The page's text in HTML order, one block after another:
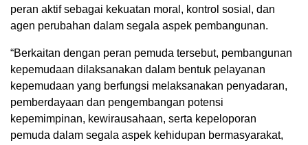
peran aktif sebagai kekuatan moral, kontrol sosial, dan
agen perubahan dalam segala aspek pembangunan.
“Berkaitan dengan peran pemuda tersebut, pembangunan
kepemudaan dilaksanakan dalam bentuk pelayanan
kepemudaan yang berfungsi melaksanakan penyadaran,
pemberdayaan dan pengembangan potensi
kepemimpinan, kewirausahaan, serta kepeloporan
pemuda dalam segala aspek kehidupan bermasyarakat,